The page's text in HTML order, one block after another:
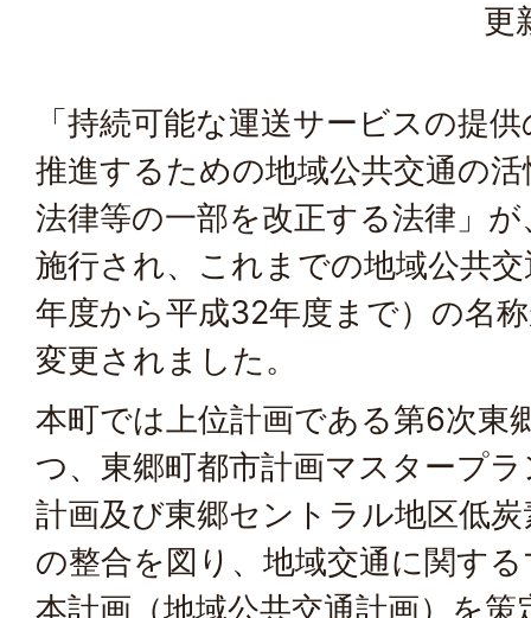
更
「持続可能な運送サービスの提
推進するための地域公共交通の
法律等の一部を改正する法律」
施行され、これまでの地域公共
年度から平成32年度まで）の名
変更されました。
本町では上位計画である第6次東
つ、東郷町都市計画マスタープ
計画及び東郷セントラル地区低
の整合を図り、地域交通に関す
本計画（地域公共交通計画）を